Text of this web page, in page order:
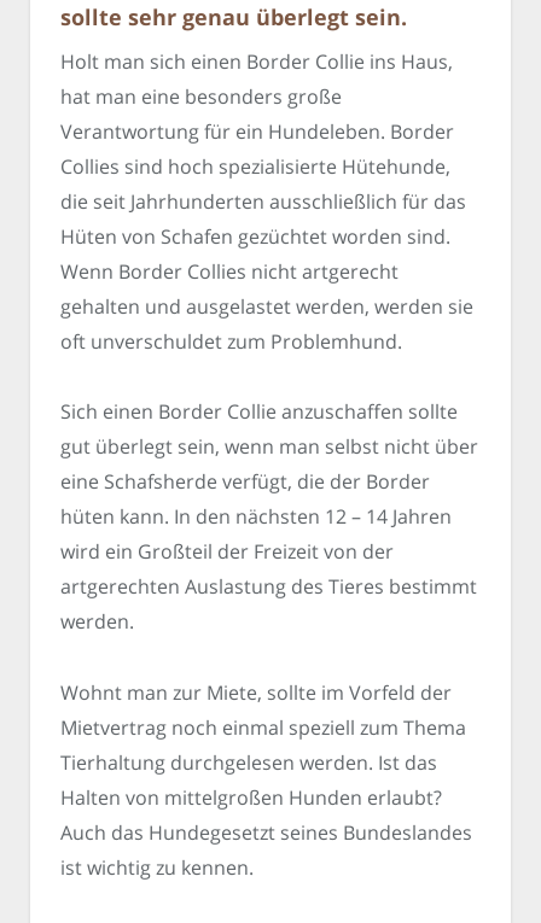
sollte sehr genau überlegt sein.
Holt man sich einen Border Collie ins Haus,
hat man eine besonders große
Verantwortung für ein Hundeleben. Border
Collies sind hoch spezialisierte Hütehunde,
die seit Jahrhunderten ausschließlich für das
Hüten von Schafen gezüchtet worden sind.
Wenn Border Collies nicht artgerecht
gehalten und ausgelastet werden, werden sie
oft unverschuldet zum Problemhund.
Sich einen Border Collie anzuschaffen sollte
gut überlegt sein, wenn man selbst nicht über
eine Schafsherde verfügt, die der Border
hüten kann. In den nächsten 12 – 14 Jahren
wird ein Großteil der Freizeit von der
artgerechten Auslastung des Tieres bestimmt
werden.
Wohnt man zur Miete, sollte im Vorfeld der
Mietvertrag noch einmal speziell zum Thema
Tierhaltung durchgelesen werden. Ist das
Halten von mittelgroßen Hunden erlaubt?
Auch das Hundegesetzt seines Bundeslandes
ist wichtig zu kennen.